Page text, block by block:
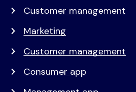
Customer management
Marketing
Customer management
Consumer app